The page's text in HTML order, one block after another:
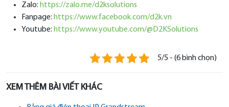
Zalo: https://zalo.me/d2ksolutions
Fanpage: https://www.facebook.com/d2k.vn
Youtube: https://www.youtube.com/@D2KSolutions
5/5 - (6 bình chọn)
XEM THÊM BÀI VIẾT KHÁC